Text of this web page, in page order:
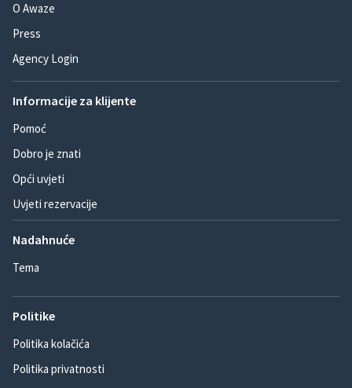
O Awaze
Press
Agency Login
Informacije za klijente
Pomoć
Dobro je znati
Opći uvjeti
Uvjeti rezervacije
Nadahnuće
Tema
Politike
Politika kolačića
Politika privatnosti